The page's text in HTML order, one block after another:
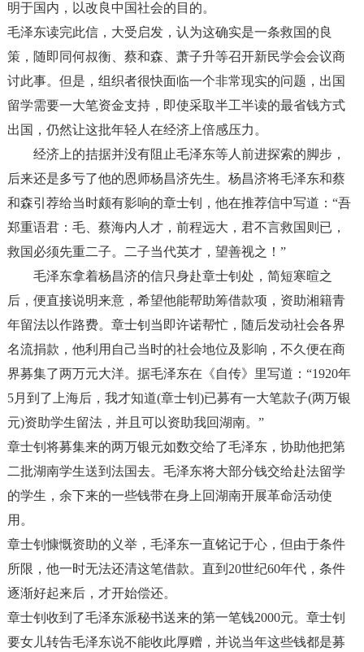
明于国内，以改良中国社会的目的。
毛泽东读完此信，大受启发，认为这确实是一条救国的良
策，随即同何叔衡、蔡和森、萧子升等召开新民学会会议商
讨此事。但是，组织者很快面临一个非常现实的问题，出国
留学需要一大笔资金支持，即使采取半工半读的最省钱方式
出国，仍然让这批年轻人在经济上倍感压力。
经济上的拮据并没有阻止毛泽东等人前进探索的脚步，
后来还是多亏了他的恩师杨昌济先生。杨昌济将毛泽东和蔡
和森引荐给当时颇有影响的章士钊，他在推荐信中写道： “吾
郑重语君：毛、蔡海内人才，前程远大，君不言救国则已，
救国必须先重二子。二子当代英才，望善视之！ ”
毛泽东拿着杨昌济的信只身赴章士钊处，简短寒暄之
后，便直接说明来意，希望他能帮助筹借款项，资助湘籍青
年留法以作路费。章士钊当即许诺帮忙，随后发动社会各界
名流捐款，他利用自己当时的社会地位及影响，不久便在商
界募集了两万元大洋。据毛泽东在《自传》里写道： “1920年
5月到了上海后，我才知道(章士钊 )已募有一大笔款子(两万银
元)资助学生留法，并且可以资助我回湖南。 ”
章士钊将募集来的两万银元如数交给了毛泽东，协助他把第
二批湖南学生送到法国去。毛泽东将大部分钱交给赴法留学
的学生，余下来的一些钱带在身上回湖南开展革命活动使
用。
章士钊慷慨资助的义举，毛泽东一直铭记于心，但由于条件
所限，他一时无法还清这笔借款。直到 20世纪60年代，条件
逐渐好起来后，才开始偿还。
章士钊收到了毛泽东派秘书送来的第一笔钱2000元。章士钊
要女儿转告毛泽东说不能收此厚赠，并说当年这些钱都是募